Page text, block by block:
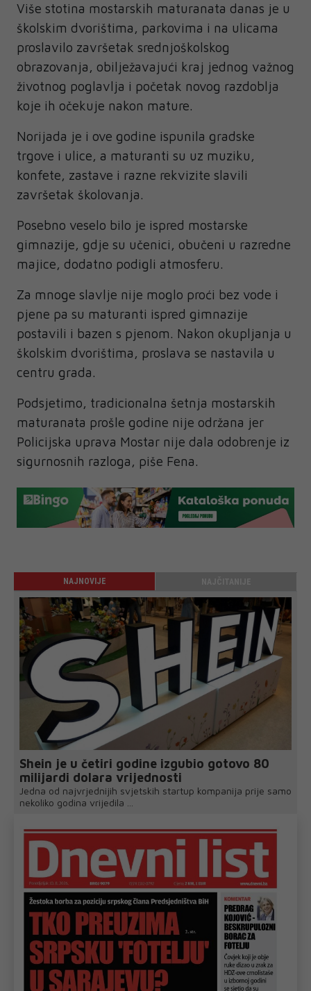
Više stotina mostarskih maturanata danas je u
školskim dvorištima, parkovima i na ulicama
proslavilo završetak srednjoškolskog
obrazovanja, obilježavajući kraj jednog važnog
životnog poglavlja i početak novog razdoblja
koje ih očekuje nakon mature.
Norijada je i ove godine ispunila gradske
trgove i ulice, a maturanti su uz muziku,
konfete, zastave i razne rekvizite slavili
završetak školovanja.
Posebno veselo bilo je ispred mostarske
gimnazije, gdje su učenici, obučeni u razredne
majice, dodatno podigli atmosferu.
Za mnoge slavlje nije moglo proći bez vode i
pjene pa su maturanti ispred gimnazije
postavili i bazen s pjenom. Nakon okupljanja u
školskim dvorištima, proslava se nastavila u
centru grada.
Podsjetimo, tradicionalna šetnja mostarskih
maturanata prošle godine nije održana jer
Policijska uprava Mostar nije dala odobrenje iz
sigurnosnih razloga, piše Fena.
NAJNOVIJE
Shein je u četiri godine izgubio gotovo 80
milijardi dolara vrijednosti
Jedna od najvrjednijih svjetskih startup kompanija prije samo
nekoliko godina vrijedila ...